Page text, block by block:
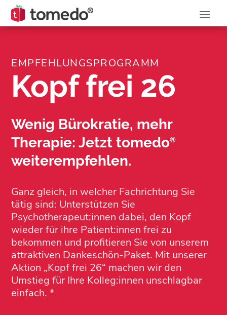
EMPFEHLUNGSPROGRAMM
Kopf frei 26
Wenig Bürokratie, mehr
Therapie: Jetzt tomedo®
weiterempfehlen.
Ganz gleich, in welcher Fachrichtung Sie
tätig sind: Unterstützen Sie
Psychotherapeut:innen dabei, den Kopf
wieder für ihre Patient:innen frei zu
bekommen und profitieren Sie von unserem
attraktiven Dankeschön-Paket. Mit unserer
Aktion „Kopf frei 26“ machen wir den
Umstieg für Ihre Kolleg:innen unschlagbar
einfach. *